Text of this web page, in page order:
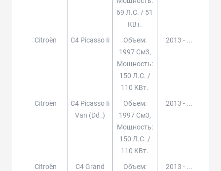
69 Л.с. / 51
КВт.
Citroën
C4 Picasso Ii
Объем:
1997 См3,
Мощность:
150 Л.с. /
110 КВт.
2013 - ...
Citroën
C4 Picasso Ii
Van (dd_)
Объем:
1997 См3,
Мощность:
150 Л.с. /
110 КВт.
2013 - ...
Citroën
C4 Grand
Объем:
2013 - ...